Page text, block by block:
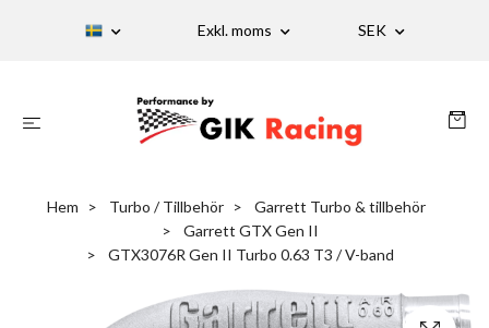
Exkl. moms SEK
Hem Turbo / Tillbehör
Garrett Turbo & tillbehör
Garrett GTX Gen II
GTX3076R Gen II Turbo 0.63 T3 / V-band